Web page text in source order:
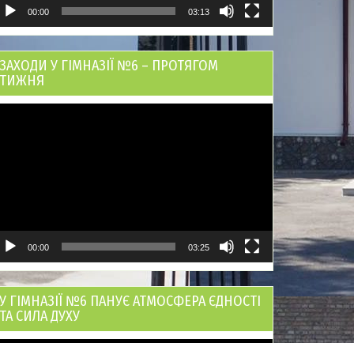
00:00 03:13
ЗАХОДИ У ГІМНАЗІЇ №6 – ПРОТЯГОМ
ТИЖНЯ
00:00 03:25
У ГІМНАЗІЇ №6 ПАНУЄ АТМОСФЕРА ЄДНОСТІ
ТА СИЛА ДУХУ